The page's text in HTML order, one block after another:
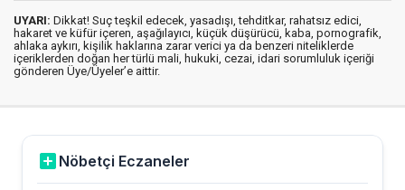
UYARI: Dikkat! Suç teşkil edecek, yasadışı, tehditkar, rahatsız edici,
hakaret ve küfür içeren, aşağılayıcı, küçük düşürücü, kaba, pornografik,
ahlaka aykırı, kişilik haklarına zarar verici ya da benzeri niteliklerde
içeriklerden doğan her türlü mali, hukuki, cezai, idari sorumluluk içeriği
gönderen Üye/Üyeler’e aittir.